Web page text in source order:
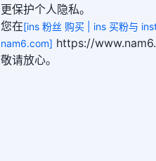
更保护个人隐私。
您在[ins 粉丝 购买 | ins 买粉与
nam6.com] https://
敬请放心。